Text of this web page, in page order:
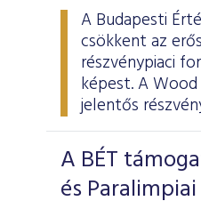
A Budapesti
csökkent az
részvénypiaci
képest. A
jelentős
A BÉT
és